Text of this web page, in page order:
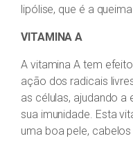
lipólise, que é a
VITAMINA A
A vitamina A tem
ação dos radicais
as células, ajudando
sua imunidade. Esta
uma boa pele,